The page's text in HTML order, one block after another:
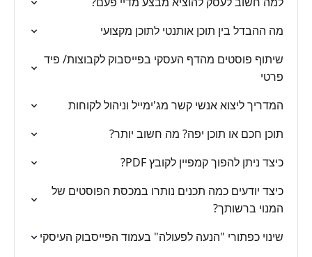
מה ההבדל בין תוכן אותנטי לתוכן מקצועי
שיתוף פוסטים מהדף העסקי בפייסבוק לקבוצות/ פיד
פרטי
המדריך ליצוא אנשי קשר מג'ימייל וניהול לקוחות
תוכן חכם או תוכן יפה? מה חשוב יותר?
כיצד ניתן להפוך קמפיין לקובץ PDF?
כיצד יודעים כמה תכנים נותרו במכסת הפוסטים של
המנוי ברשותך?
שינוי כפתורי "הנעה לפעולה" בעמוד הפייסבוק העיסקי